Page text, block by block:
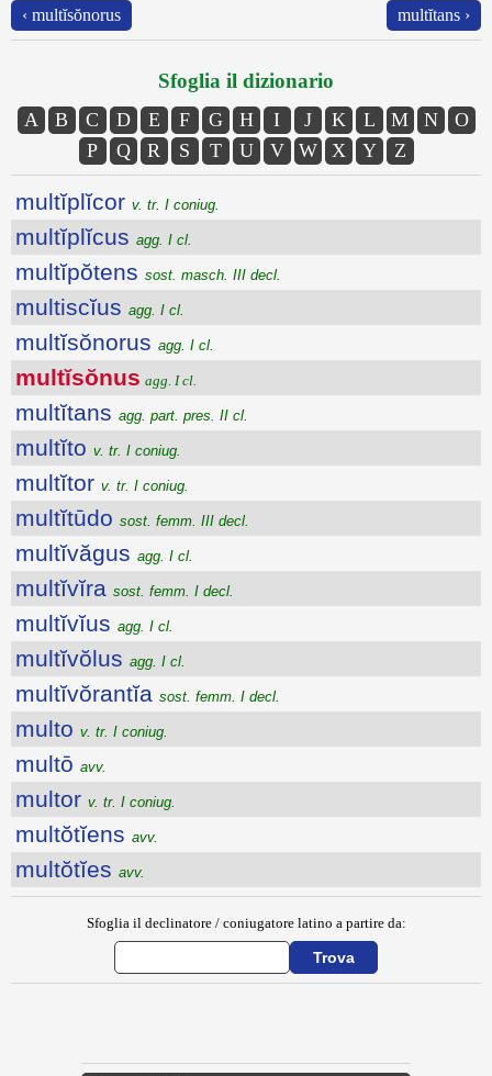
‹ multĭsŏnorus multĭtans ›
Sfoglia il dizionario
A B C D E F G H I J K L M N
O
P
Q R S T U V W X Y Z
multĭplĭcor v. tr. I coniug.
multĭplĭcus agg. I cl.
multĭpŏtens sost. masch. III decl.
multiscĭus agg. I cl.
multĭsŏnorus agg. I cl.
multĭsŏnus agg. I cl.
multĭtans agg. part. pres. II cl.
multĭto v. tr. I coniug.
multĭtor v. tr. I coniug.
multĭtūdo sost. femm. III decl.
multĭvăgus agg. I cl.
multĭvĭra sost. femm. I decl.
multĭvĭus agg. I cl.
multĭvŏlus agg. I cl.
multĭvŏrantĭa sost. femm. I decl.
multo v. tr. I coniug.
multō avv.
multor v. tr. I coniug.
multŏtĭens avv.
multŏtĭes avv.
Sfoglia il declinatore / coniugatore latino a partire da: